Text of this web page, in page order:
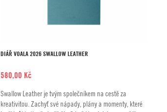
DIÁŘ VOALA 2026 SWALLOW LEATHER
580,00 Kč
Swallow Leather je tvým společníkem na cestě za
kreativitou. Zachyť své nápady, plány a momenty, které